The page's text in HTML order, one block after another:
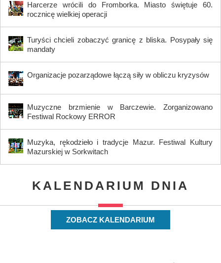
Harcerze wrócili do Fromborka. Miasto świętuje 60.
rocznicę wielkiej operacji
Turyści chcieli zobaczyć granicę z bliska. Posypały się
mandaty
Organizacje pozarządowe łączą siły w obliczu kryzysów
Muzyczne brzmienie w Barczewie. Zorganizowano
Festiwal Rockowy ERROR
Muzyka, rękodzieło i tradycje Mazur. Festiwal Kultury
Mazurskiej w Sorkwitach
KALENDARIUM DNIA
ZOBACZ KALENDARIUM